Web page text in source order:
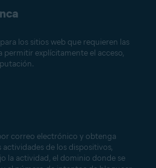
los sitios web que requieren las
permitir explícitamente el acceso,
correo electrónico y obtenga
de los dispositivos,
la actividad, el dominio donde se